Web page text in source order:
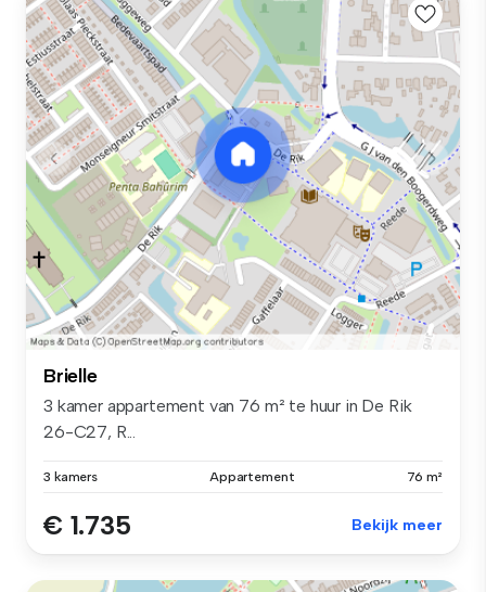
Brielle
3 kamer appartement van 76 m² te huur in De Rik
26-C27, R...
3 kamers Appartement 76 m²
€ 1.735 Bekijk meer